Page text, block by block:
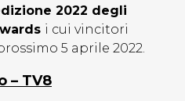
2022 degli
i cui vincitori
5 aprile 2022.
– TV8